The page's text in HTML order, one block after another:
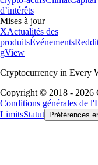
d’intérêts
Mises à jour
XActualités des
produitsÉvénements
gView
Cryptocurrency in Every
Copyright © 2018 - 2026
Conditions générales de
LimitsStatut Préférences